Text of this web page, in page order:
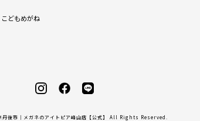
こどもめがね
後市｜メガネのアイトピア峰山店【公式】 All Rights Reserved.